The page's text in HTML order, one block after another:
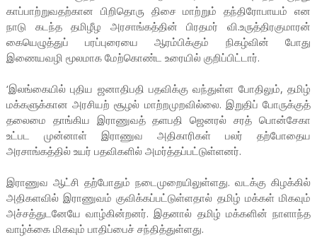
காப்பாற்றுவதற்கான பிறிதொரு திசை மாற்றும் தந்திரோபாயம் என
நாடு கடந்த தமிழீழ அரசாங்கத்தின் பிரதமர் வி.உருத்திரகுமாரன்
கையெழுத்துப் பரப்புரையை ஆரம்பிக்கும் நிகழ்வின் போது
இணையவழி மூலமாக மேற்கொண்ட உரையில் குறிப்பிட்டார்.
‘இலங்கையில் புதிய ஜனாதிபதி பதவிக்கு வந்துள்ள போதிலும், தமிழ்
மக்களுக்கான அரசியற் சூழல் மாற்றமுறவில்லை. இறுதிப் போருக்குத்
தலைமை தாங்கிய இராணுவத் தளபதி ஜெனரல் சரத் பொன்சேகா
உட்பட முன்னாள் இராணுவ அதிகாரிகள் பலர் தற்போதைய
அரசாங்கத்தில் உயர் பதவிகளில் அமர்த்தப்பட்டுள்ளனர்.
இராணுவ ஆட்சி தற்போதும் நடைமுறையிலுள்ளது. வடக்கு கிழக்கில்
அதிகளவில் இராணுவம் குவிக்கப்பட்டுள்ளதால் தமிழ் மக்கள் மிகவும்
அச்சத்துடனேயே வாழ்கின்றனர். இதனால் தமிழ் மக்களின் நாளாந்த
வாழ்க்கை மிகவும் பாதிப்பைச் சந்தித்துள்ளது.